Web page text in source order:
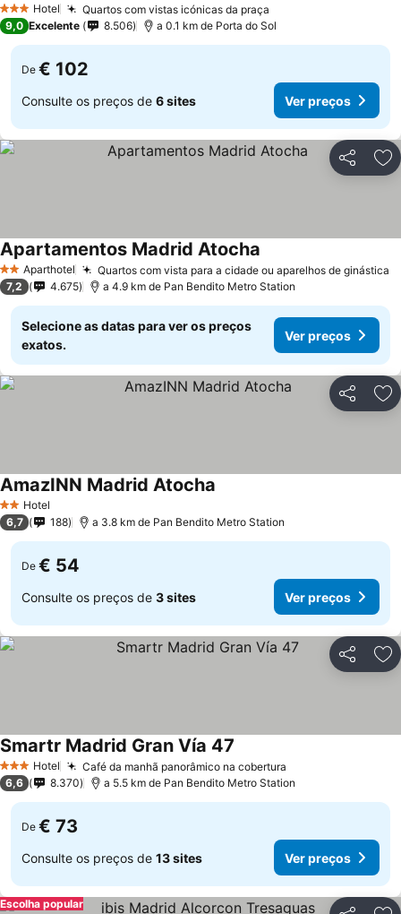
3 EstrelasHotel Quartos com vistas icónicas da praça
9,0 Excelente 8.506 a 0.1 km de Porta do Sol
De € 102
Consulte os preços de 6 sites Ver preços
Partilhar
2 EstrelasAparthotel Quartos com vista para a cidade ou aparelhos de ginástica
Apartamentos Madrid Atocha
7,2 4.675 a 4.9 km de Pan Bendito Metro Station
Selecione as datas para ver os preços
exatos.
Ver preços
Partilhar
2 Estrelas
Hotel
AmazINN Madrid Atocha
6,7 188 a 3.8 km de Pan Bendito Metro Station
De € 54
Consulte os preços de 3 sites Ver preços
Partilhar
3 EstrelasHotel Café da manhã panorâmico na cobertura
Smartr Madrid Gran Vía 47
6,6 8.370 a 5.5 km de Pan Bendito Metro Station
De € 73
Consulte os preços de 13 sites Ver preços
Escolha popular